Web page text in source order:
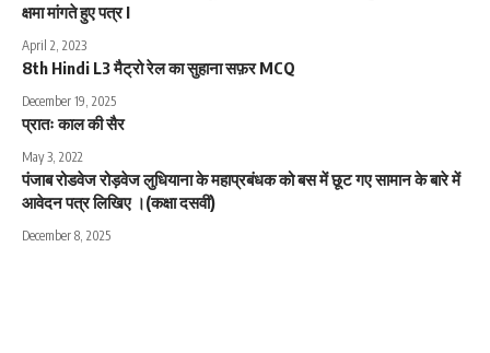
क्षमा मांगते हुए पत्र I
April 2, 2023
8th Hindi L3 मैट्रो रेल का सुहाना सफ़र MCQ
December 19, 2025
प्रातः काल की सैर
May 3, 2022
पंजाब रोडवेज रोड़वेज लुधियाना के महाप्रबंधक को बस में छूट गए सामान के बारे में
आवेदन पत्र लिखिए ।(कक्षा दसवीं)
December 8, 2025